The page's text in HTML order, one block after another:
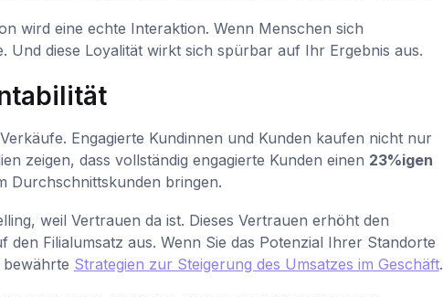
wird eine echte Interaktion. Wenn Menschen sich
diese Loyalität wirkt sich spürbar auf Ihr Ergebnis aus.
Engagierte Kundinnen und Kunden kaufen nicht nur
zeigen, dass vollständig engagierte Kunden einen 23%igen
Durchschnittskunden bringen.
weil Vertrauen da ist. Dieses Vertrauen erhöht den
Filialumsatz aus. Wenn Sie das Potenzial Ihrer Standorte
Strategien zur Steigerung des Umsatzes im Geschäft.